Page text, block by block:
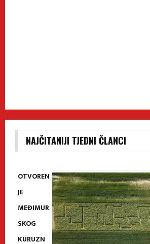
NAJČITANIJI TJEDNI ČLANCI
OTVOREN
JE
MEĐIMUR
SKOG
KURUZN